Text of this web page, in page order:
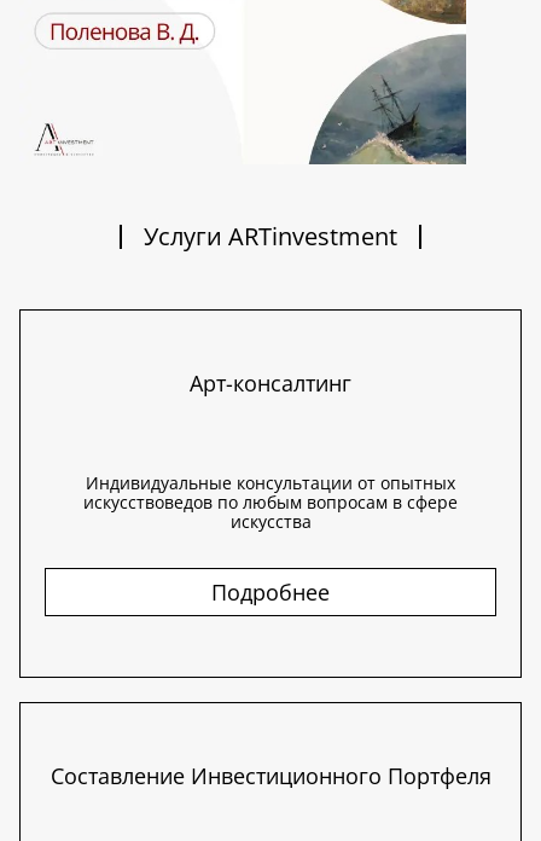
Услуги ARTinvestment
Арт-консалтинг
Индивидуальные консультации от опытных
искусствоведов по любым вопросам в сфере
искусства
Подробнее
Составление Инвестиционного Портфеля